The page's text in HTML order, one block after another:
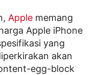
Apple memang
Apple iPhone
yang
akan
egg-block